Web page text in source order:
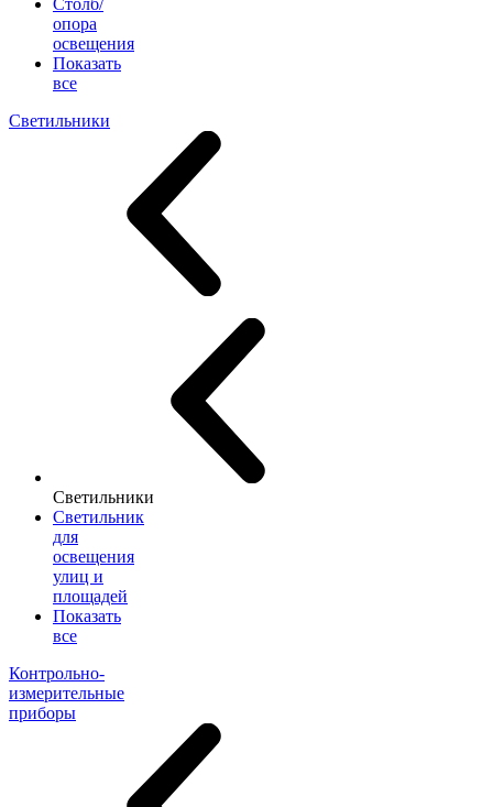
Столб/
опора
освещения
Показать
все
Светильники
Светильники
Светильник
для
освещения
улиц и
площадей
Показать
все
Контрольно-
измерительные
приборы